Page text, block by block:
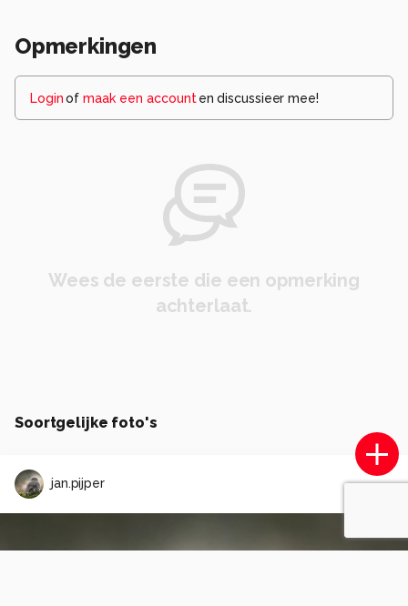
Opmerkingen
Loginof maak een account en discussieer mee!
Wees de eerste die een opmerking
achterlaat.
Soortgelijke foto's
jan.pijper